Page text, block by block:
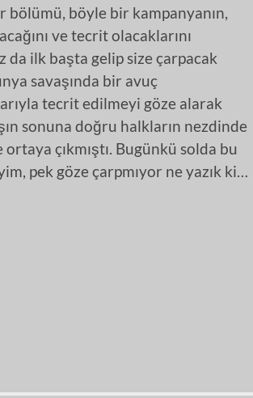
böyle bir kampanyanın,
ve tecrit olacaklarını
da ilk başta gelip size çarpacak
savaşında bir avuç
tecrit edilmeyi göze alarak
sonuna doğru halkların nezdinde
çıkmıştı. Bugünkü solda bu
pek göze çarpmıyor ne yazık ki…